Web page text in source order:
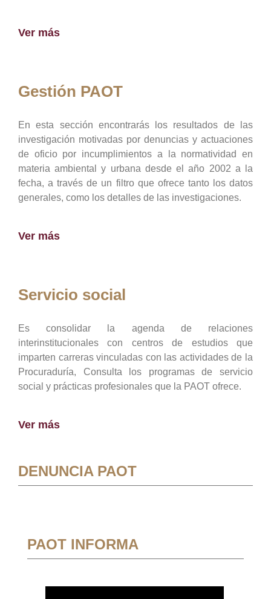
Ver más
Gestión PAOT
En esta sección encontrarás los resultados de las
investigación motivadas por denuncias y actuaciones
de oficio por incumplimientos a la normatividad en
materia ambiental y urbana desde el año 2002 a la
fecha, a través de un filtro que ofrece tanto los datos
generales, como los detalles de las investigaciones.
Ver más
Servicio social
Es consolidar la agenda de relaciones
interinstitucionales con centros de estudios que
imparten carreras vinculadas con las actividades de la
Procuraduría, Consulta los programas de servicio
social y prácticas profesionales que la PAOT ofrece.
Ver más
DENUNCIA PAOT
PAOT INFORMA